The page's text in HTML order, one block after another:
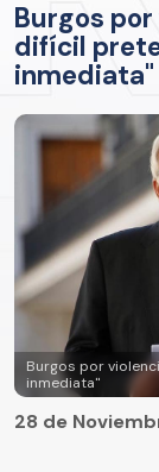
Burgos
difícil
inmediata"
Burgos por
inmediata"
28 de